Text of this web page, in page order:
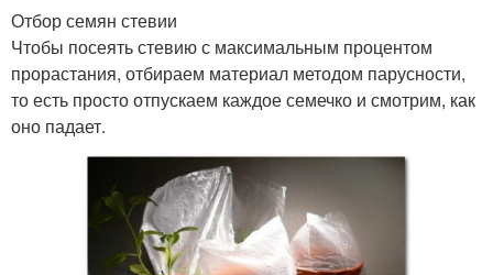
Отбор семян стевии
Чтобы посеять стевию с максимальным процентом
прорастания, отбираем материал методом парусности,
то есть просто отпускаем каждое семечко и смотрим, как
оно падает.